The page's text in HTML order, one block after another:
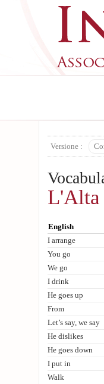
Versione :
L'Alta
English
I arrange
You go
We go
I drink
He goes up
From
Let’s say, we say
He dislikes
He goes down
I put in
Walk